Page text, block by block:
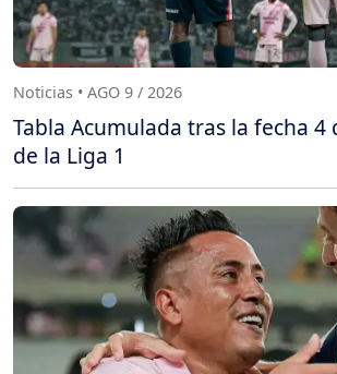
Noticias • AGO 9 / 2026
Tabla Acumulada tras la fecha 4
de la Liga 1